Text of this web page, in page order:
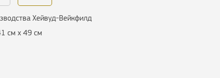
Хейвуд-Вейкфилд
см х 49 см